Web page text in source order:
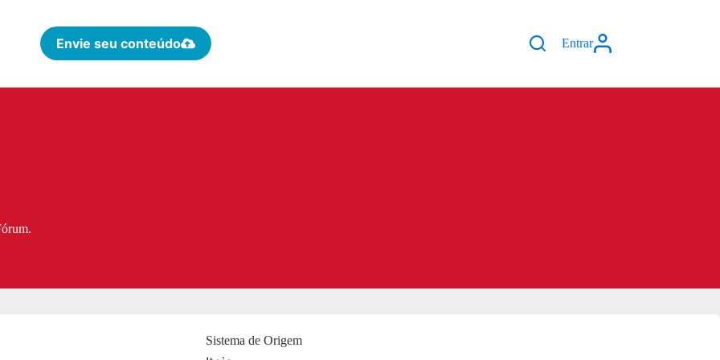
Envie seu conteúdo Entrar
Sistema de Origem